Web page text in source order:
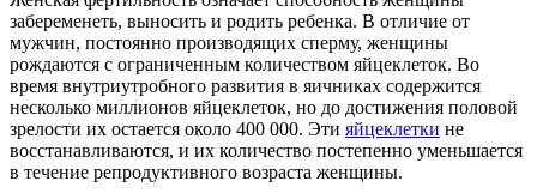
забеременеть, выносить и родить ребенка. В отличие от
мужчин, постоянно производящих сперму, женщины
рождаются с ограниченным количеством яйцеклеток. Во
время внутриутробного развития в яичниках содержится
несколько миллионов яйцеклеток, но до достижения половой
зрелости их остается около 400 000. Эти яйцеклетки не
восстанавливаются, и их количество постепенно уменьшается
в течение репродуктивного возраста женщины.